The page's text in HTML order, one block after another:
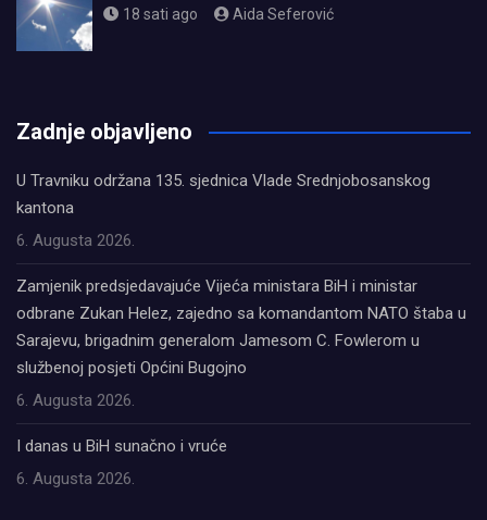
18 sati ago Aida Seferović
Zadnje objavljeno
U Travniku održana 135. sjednica Vlade Srednjobosanskog
kantona
6. Augusta 2026.
Zamjenik predsjedavajuće Vijeća ministara BiH i ministar
odbrane Zukan Helez, zajedno sa komandantom NATO štaba u
Sarajevu, brigadnim generalom Jamesom C. Fowlerom u
službenoj posjeti Općini Bugojno
6. Augusta 2026.
I danas u BiH sunačno i vruće
6. Augusta 2026.